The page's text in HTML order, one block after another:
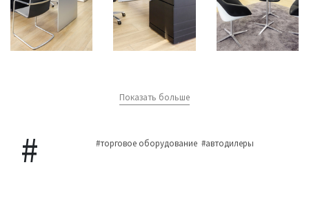
Показать больше
#торговое оборудование #автодилеры